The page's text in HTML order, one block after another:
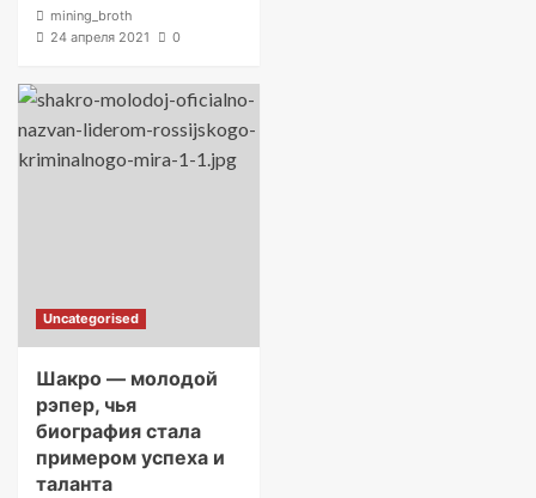
mining_broth
24 апреля 2021
0
Uncategorised
Шакро — молодой
рэпер, чья
биография стала
примером успеха и
таланта